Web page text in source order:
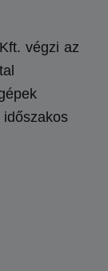
végzi az